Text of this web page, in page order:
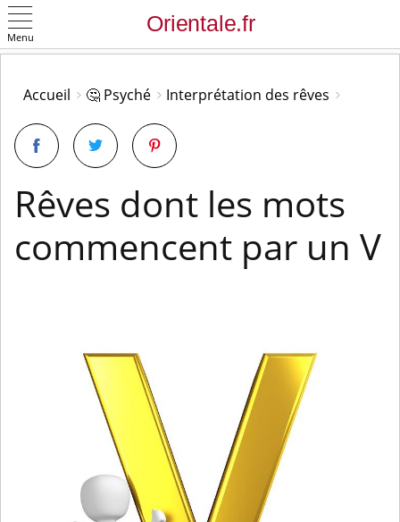
Menu
Accueil 🤔 Psyché Interprétation des rêves
Rêves dont les mots
commencent par un V